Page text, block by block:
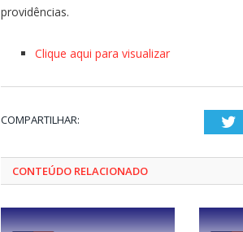
providências.
Clique aqui para visualizar
COMPARTILHAR:
CONTEÚDO RELACIONADO